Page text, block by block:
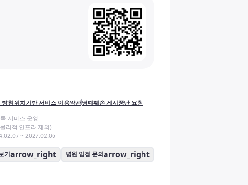
방침위치기반 서비스 이용약관명예훼손 게시중단 요청
서비스 운영
리적 인프라 제외)
~ 2027.02.06
기arrow_right 병원 입점 문의arrow_right